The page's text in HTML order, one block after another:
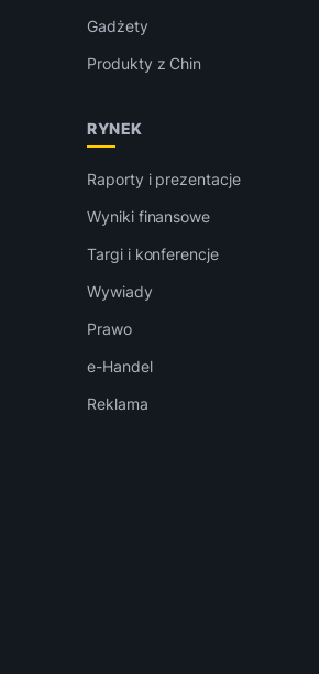
Gadżety
Produkty z Chin
RYNEK
Raporty i prezentacje
Wyniki finansowe
Targi i konferencje
Wywiady
Prawo
e-Handel
Reklama